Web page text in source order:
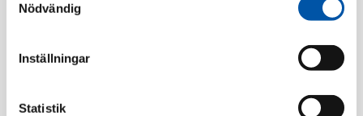
Nödvändig
Inställningar
Statistik